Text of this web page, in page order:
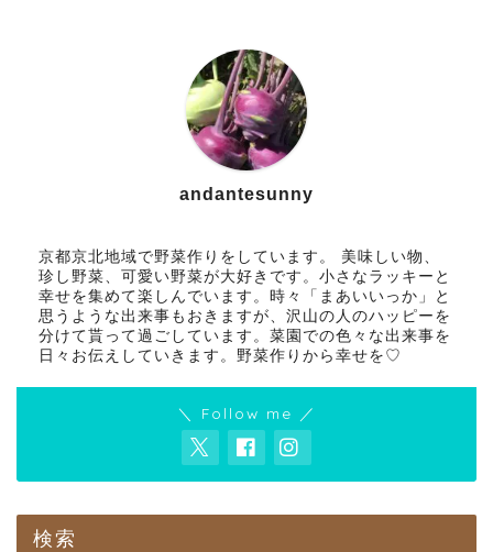
andantesunny
京都京北地域で野菜作りをしています。 美味しい物、
珍し野菜、可愛い野菜が大好きです。小さなラッキーと
幸せを集めて楽しんでいます。時々「まあいいっか」と
思うような出来事もおきますが、沢山の人のハッピーを
分けて貰って過ごしています。菜園での色々な出来事を
日々お伝えしていきます。野菜作りから幸せを♡
＼ Follow me ／
検索